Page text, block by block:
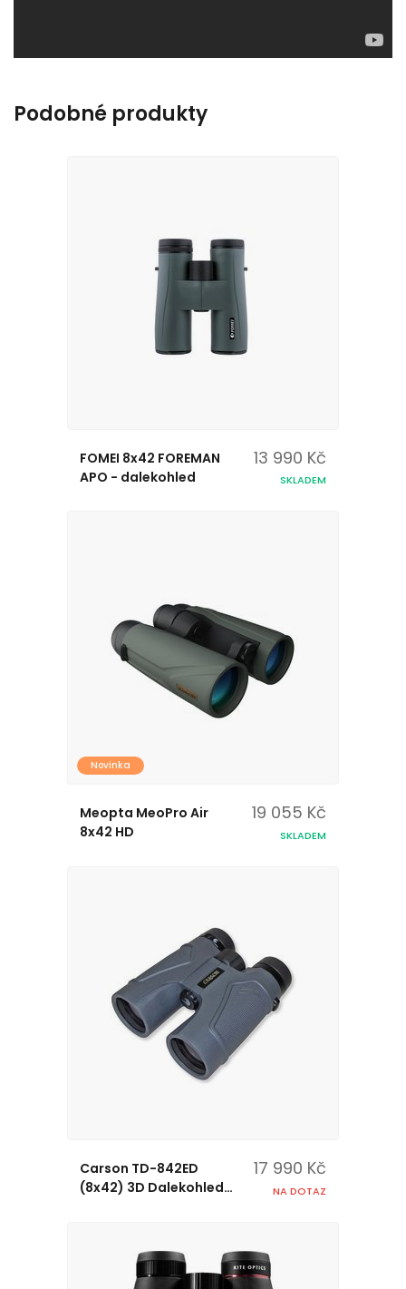
Podobné produkty
FOMEI 8x42 FOREMAN
APO - dalekohled
13 990 Kč
SKLADEM
Novinka
Meopta MeoPro Air
8x42 HD
19 055 Kč
SKLADEM
Carson TD-842ED
(8x42) 3D Dalekohled
17 990 Kč
NA DOTAZ